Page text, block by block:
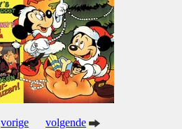
vorige volgende